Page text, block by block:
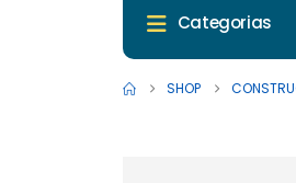
Categorias
SHOP